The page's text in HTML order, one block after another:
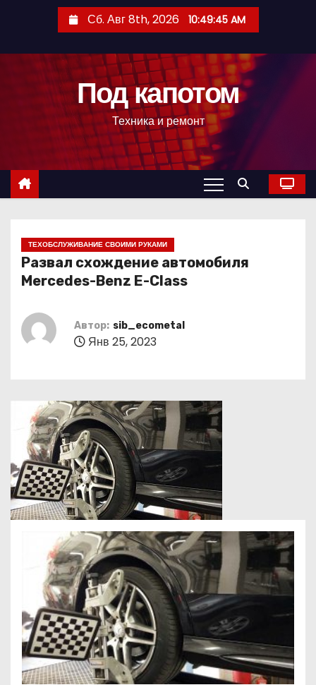
с
Сб. Авг 8th, 2026 10:49:46 AM
Под капотом
Техника и ремонт
ТЕХОБСЛУЖИВАНИЕ СВОИМИ РУКАМИ
Развал схождение автомобиля
Mercedes-Benz E-Class
Автор: sib_ecometal
Янв 25, 2023